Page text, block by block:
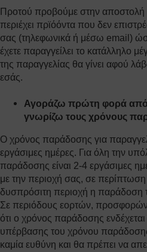
Προτού προβούμε στην αποστολή
περιέχει πρϊόόντα που δεν
σας (τηλεφωνικά ή μέσω email)
έχετε παραγγείλει το κατάλληλο
της παραγγελίας θα γίνει αφού
εσάς.
Αγοράζω πρώτη φορά από
γνωρίζω τους χρόνους
Ο χρόνος παράδοσης για
εργάσιμες ημέρες. Για όλη την
παράδοσης είναι 2-4 εργάσιμες
με την περιοχή σας, σε περίπτωση
δυσπρόσιτη περιοχή η παράδοση
Σε περιόδους εορτών,
ότι ο χρόνος παράδοσης
υπέρβασης του χρόνου παράδοσης
καμία ευθύνη και θα πρέπει να